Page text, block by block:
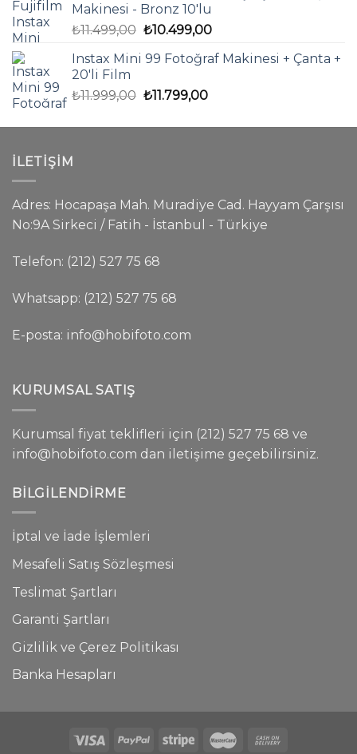
Makinesi - Bronz 10'lu
₺11.499,00 Orijinal
₺11.499,00.
₺10.499,00Şu
fiyat:
Instax Mini 99 Fotoğraf Makinesi + Çanta +
20'li Film
₺11.999,00 Orijinal
₺11.999,00.
₺11.799,00Şu
fiyat:
İLETIŞIM
Adres: Hocapaşa Mah. Muradiye Cad. Hayyam Çarşısı
No:9A Sirkeci / Fatih - İstanbul - Türkiye
Telefon: (212) 527 75 68
Whatsapp: (212) 527 75 68
E-posta: info@hobifoto.com
KURUMSAL SATIŞ
Kurumsal fiyat teklifleri için (212) 527 75 68 ve
info@hobifoto.com dan iletişime geçebilirsiniz.
BILGILENDIRME
İptal ve İade İşlemleri
Mesafeli Satış Sözleşmesi
Teslimat Şartları
Garanti Şartları
Gizlilik ve Çerez Politikası
Banka Hesapları